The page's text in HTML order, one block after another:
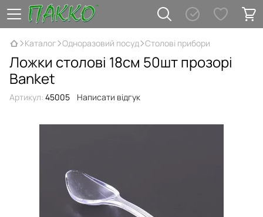
Каталог Одноразовий посуд Столові прибори
Ложки столові 18см 50шт прозорі
Banket
Артикул: 45005 Написати відгук